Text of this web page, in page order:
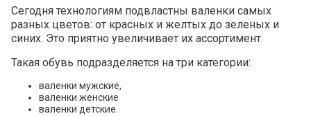
Сегодня технологиям подвластны валенки самых
разных цветов: от красных и желтых до зеленых и
синих. Это приятно увеличивает их ассортимент.
Такая обувь подразделяется на три категории:
валенки мужские,
валенки женские
валенки детские.